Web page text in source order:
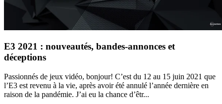
E3 2021 : nouveautés, bandes-annonces et
déceptions
Passionnés de jeux vidéo, bonjour! C’est du 12 au 15 juin 2021 que
l’E3 est revenu à la vie, après avoir été annulé l’année dernière en
raison de la pandémie. J’ai eu la chance d’êtr...